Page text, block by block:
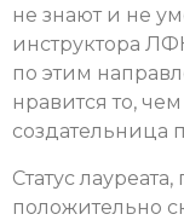
не знают и не
инструктора
по этим
нравится то,
создательница
Статус
положительно